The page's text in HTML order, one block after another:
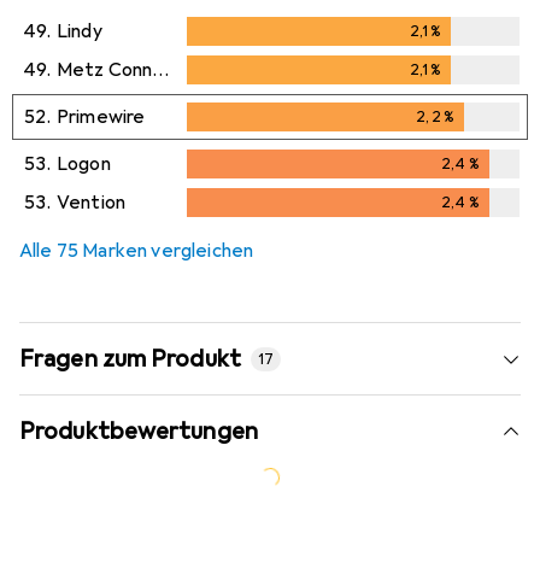
49. Lindy 2,1%
49. Metz Connect 2,1%
52. Primewire 2,2%
2,2%
53. Logon 2,4 %
2,4%
53. Vention 2,4 %
Alle 75 Marken vergleichen
Fragen zum Produkt 17
Produktbewertungen